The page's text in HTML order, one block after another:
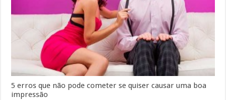
5 erros que não pode cometer se quiser causar uma boa
impressão